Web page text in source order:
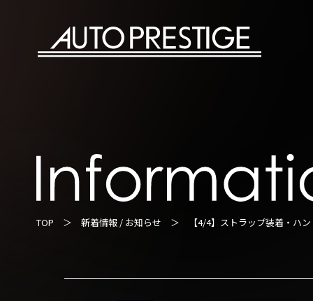
TOP ＞ 新着情報 / お知らせ ＞ 【4/4】ストラップ装着・ハン